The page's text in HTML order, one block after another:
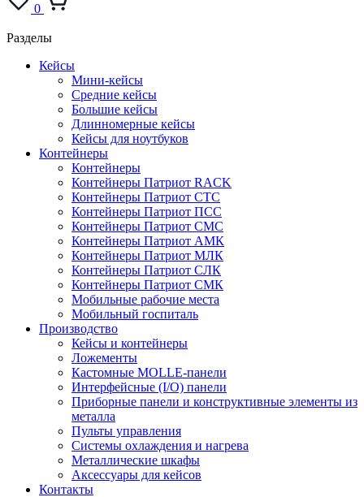
0
Разделы
Кейсы
Мини-кейсы
Средние кейсы
Большие кейсы
Длинномерные кейсы
Кейсы для ноутбуков
Контейнеры
Контейнеры
Контейнеры Патриот RACK
Контейнеры Патриот СТС
Контейнеры Патриот ПСС
Контейнеры Патриот СМС
Контейнеры Патриот АМК
Контейнеры Патриот МЛК
Контейнеры Патриот СЛК
Контейнеры Патриот СМК
Мобильные рабочие места
Мобильный госпиталь
Производство
Кейсы и контейнеры
Ложементы
Кастомные MOLLE-панели
Интерфейсные (I/O) панели
Приборные панели и конструктивные элементы из
металла
Пульты управления
Системы охлаждения и нагрева
Металлические шкафы
Аксессуары для кейсов
Контакты